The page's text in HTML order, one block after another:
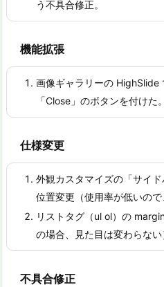
う不具合修正。
機能拡張
画像ギャラリーの HighSlide
「Close」のボタンを付けた。
仕様変更
外観カスタマイズの「サイ
位置変更（使用率が低いので
リストタグ（ul ol）の
の場合、見た目は変わらない
不具合修正